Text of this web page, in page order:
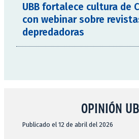
UBB fortalece cultura de
con webinar sobre
depredadoras
OPINIÓN
Publicado el 12 de abril del 2026